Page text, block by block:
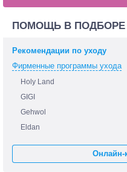
ПОМОЩЬ В ПОДБОРЕ
Рекомендации по уходу
Фирменные программы ухода
Holy Land
GIGI
Gehwol
Eldan
Онлайн-